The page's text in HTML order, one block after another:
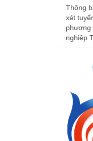
Thông
xét
phương
nghiệp